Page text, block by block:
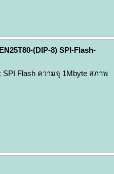
EN25T80-(DIP-8) SPI-Flash-
SPI Flash ความจุ 1Mbyte สภาพ